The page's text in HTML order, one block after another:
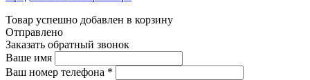
Товар успешно добавлен в корзину
Отправлено
Заказать обратный звонок
Ваше имя
Ваш номер телефона *